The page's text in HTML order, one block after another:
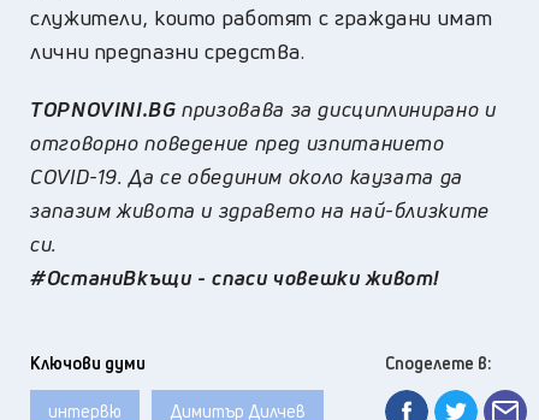
служители, които работят с граждани имат
лични предпазни средства.
TOPNOVINI.BGпризовава за дисциплинирано и
отговорно поведение пред изпитанието
COVID-19. Да се обединим около каузата да
запазим живота и здравето на най-близките
си.
#ОстаниВкъщи - спаси човешки живот!
Ключови думи
интервю Димитър Дилчев
Споделете в: